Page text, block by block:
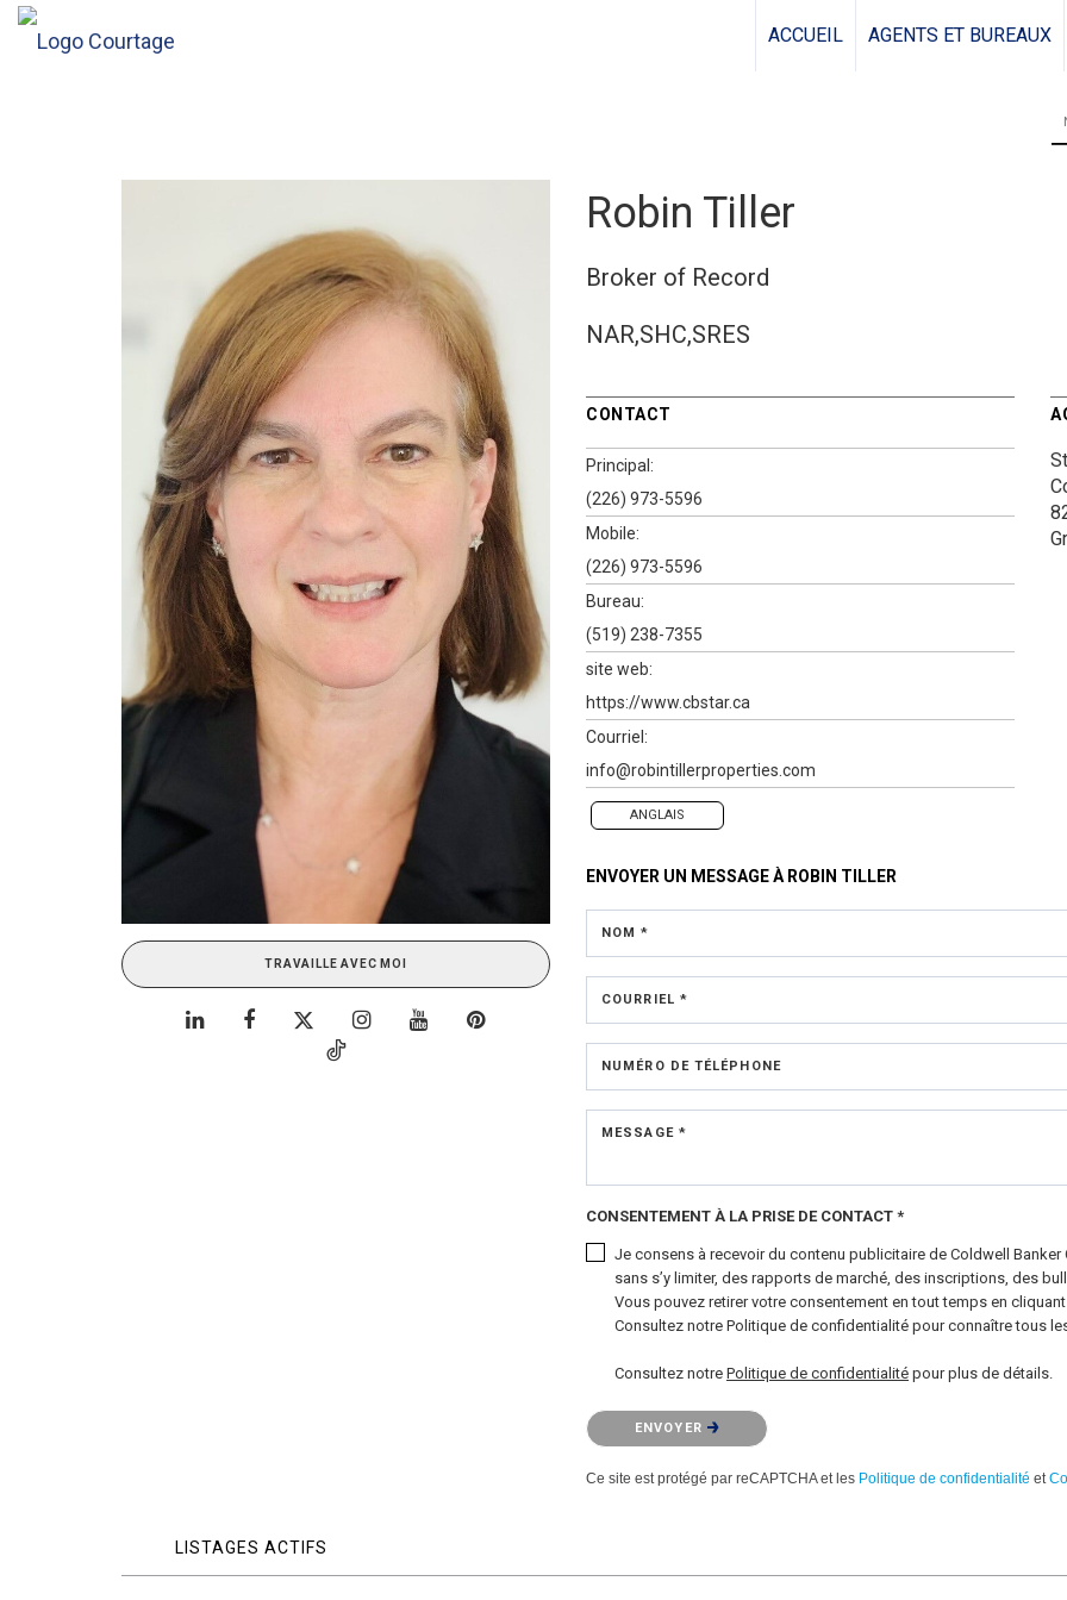
ACCUEIL AGENTS ET BUREAUX
TRAVAILLE AVEC MOI
Robin Tiller
Broker of Record
NAR,SHC,SRES
CONTACT
Principal:
(226) 973-5596
Mobile:
(226) 973-5596
Bureau:
(519) 238-7355
site web:
https://www.cbstar.ca
Courriel:
info@robintillerproperties.com
ANGLAIS
ENVOYER UN MESSAGE À ROBIN TILLER
NOM *
COURRIEL *
NUMÉRO DE TÉLÉPHONE
MESSAGE *
CONSENTEMENT À LA PRISE DE CONTACT *
Je consens à recevoir du contenu publicitaire de Coldwell
sans s’y limiter, des rapports de marché, des inscriptions, des
Vous pouvez retirer votre consentement en tout temps en
Consultez notre Politique de confidentialité pour connaître tous
Consultez notre Politique de confidentialité pour plus de détails.
Veuillez confirmer que vous n'êtes pas un robot.
ENVOYER
Ce site est protégé par reCAPTCHA et les Politique de confidentialité et
LISTAGES ACTIFS